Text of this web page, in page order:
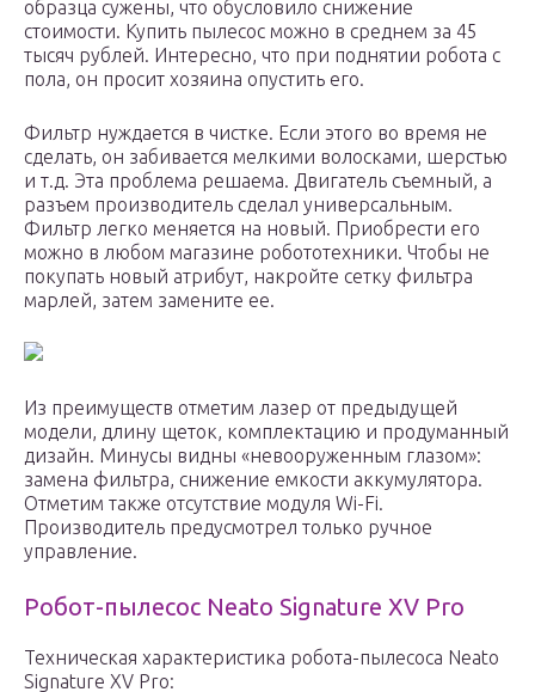
образца сужены, что обусловило снижение
стоимости. Купить пылесос можно в среднем за 45
тысяч рублей. Интересно, что при поднятии робота с
пола, он просит хозяина опустить его.
Фильтр нуждается в чистке. Если этого во время не
сделать, он забивается мелкими волосками, шерстью
и т.д. Эта проблема решаема. Двигатель съемный, а
разъем производитель сделал универсальным.
Фильтр легко меняется на новый. Приобрести его
можно в любом магазине робототехники. Чтобы не
покупать новый атрибут, накройте сетку фильтра
марлей, затем замените ее.
Из преимуществ отметим лазер от предыдущей
модели, длину щеток, комплектацию и продуманный
дизайн. Минусы видны «невооруженным глазом»:
замена фильтра, снижение емкости аккумулятора.
Отметим также отсутствие модуля Wi-Fi.
Производитель предусмотрел только ручное
управление.
Робот-пылесос Neato Signature XV Pro
Техническая характеристика робота-пылесоса Neato
Signature XV Pro: